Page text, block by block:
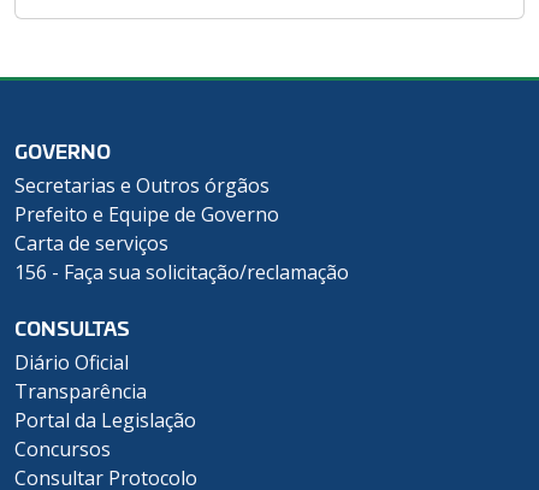
GOVERNO
Secretarias e Outros órgãos
Prefeito e Equipe de Governo
Carta de serviços
156 - Faça sua solicitação/reclamação
CONSULTAS
Diário Oficial
Transparência
Portal da Legislação
Concursos
Consultar Protocolo